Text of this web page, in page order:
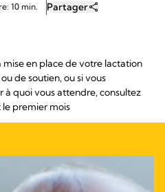
10 min. Partager
en place de votre lactation
de soutien, ou si vous
à quoi vous attendre, consultez
premier mois